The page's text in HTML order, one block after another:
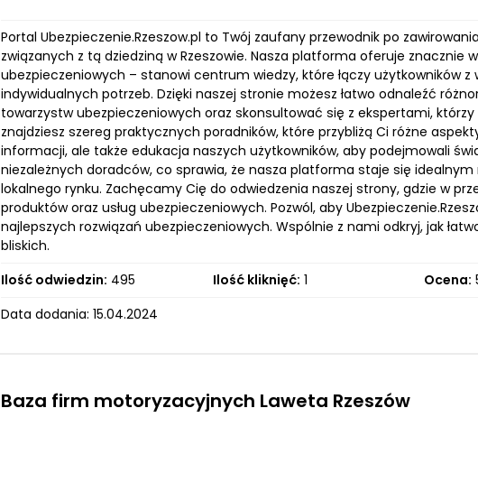
Portal Ubezpieczenie.Rzeszow.pl to Twój zaufany przewodnik po
związanych z tą dziedziną w Rzeszowie. Nasza platforma oferuje
ubezpieczeniowych – stanowi centrum wiedzy, które łączy użytkowników
indywidualnych potrzeb. Dzięki naszej stronie możesz łatwo odnaleźć
towarzystw ubezpieczeniowych oraz skonsultować się z ekspertami, którzy
znajdziesz szereg praktycznych poradników, które przybliżą Ci różne
informacji, ale także edukacja naszych użytkowników, aby podejmowali
niezależnych doradców, co sprawia, że nasza platforma staje się
lokalnego rynku. Zachęcamy Cię do odwiedzenia naszej strony, gdzie w
produktów oraz usług ubezpieczeniowych. Pozwól, aby
najlepszych rozwiązań ubezpieczeniowych. Wspólnie z nami odkryj, jak
bliskich.
Ilość odwiedzin: 495 Ilość kliknięć: 1 Ocena:
Data dodania: 15.04.2024
Baza firm motoryzacyjnych Laweta Rzeszów